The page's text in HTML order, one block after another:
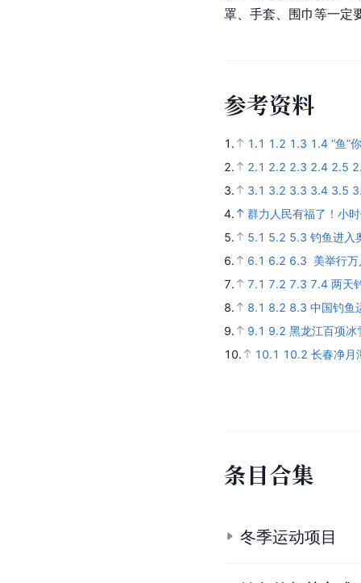
罩、手套、围巾等一定
参考资料
1. 1.1 1.2 1.3 1.4 “鱼”
2.
2.1 2.2 2.3 2.4 2.5
3.
3.1 3.2 3.3 3.4 3.5
4.
群力人民有福了！小
5.
5.1 5.2 5.3 钓鱼进入
6.
6.1 6.2 6.3 美举行
7.
7.1 7.2 7.3 7.4 两天
8.
8.1 8.2 8.3 中国钓鱼
9.
9.1 9.2 黑龙江百项冰
10.
10.1 10.2 长春净月
条目合集
冬季运动项目